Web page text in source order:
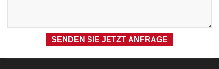
SENDEN SIE JETZT ANFRAGE